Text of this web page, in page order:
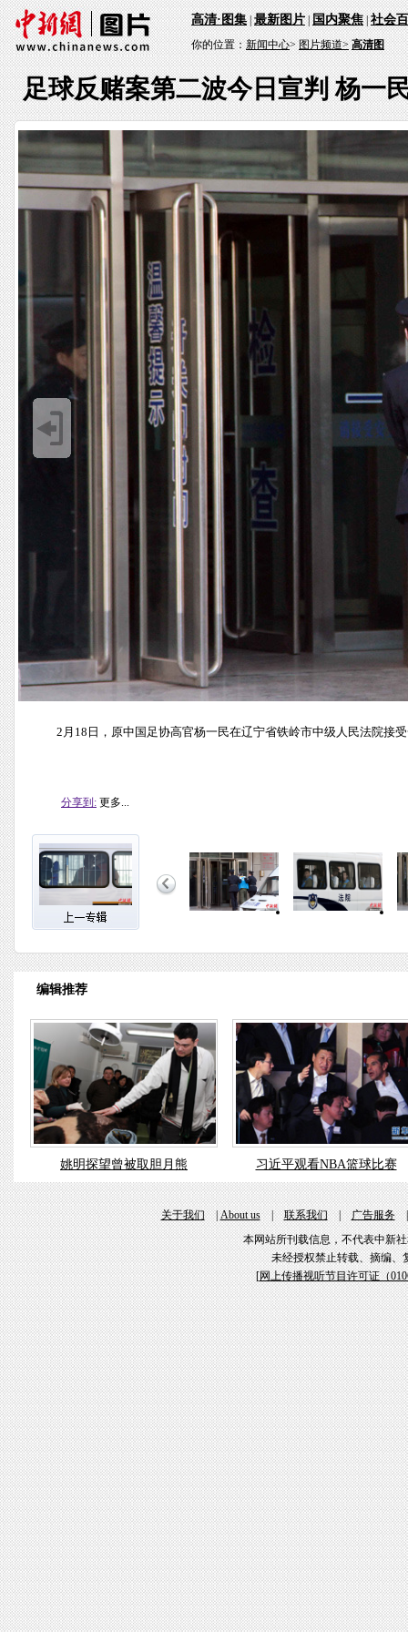
高清·图集|最新图片|国内聚焦|社会
你的位置：新闻中心>图片频道> 高清图
足球反赌案第二波今日宣判 杨一
2月18日，原中国足协高官杨一民在辽宁省铁岭市中级人民法院接
分享到: 更多...
编辑推荐
姚明探望曾被取胆月熊 习近平观看NBA篮球比赛
关于我们|About us|联系我们|广告服务
本网站所刊载信息，不代表中新
未经授权禁止转载、摘编、
[网上传播视听节目许可证（